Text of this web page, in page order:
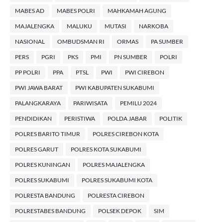
MABES AD MABES POLRI MAHKAMAH AGUNG
MAJALENGKA MALUKU MUTASI NARKOBA
NASIONAL OMBUDSMAN RI ORMAS PA SUMBER
PERS PGRI PKS PMI PN SUMBER POLRI
PP POLRI PPA PTSL PWI PWI CIREBON
PWI JAWA BARAT PWI KABUPATEN SUKABUMI
PALANGKARAYA PARIWISATA PEMILU 2024
PENDIDIKAN PERISTIWA POLDA JABAR POLITIK
POLRES BARITO TIMUR POLRES CIREBON KOTA
POLRES GARUT POLRES KOTA SUKABUMI
POLRES KUNINGAN POLRES MAJALENGKA
POLRES SUKABUMI POLRES SUKABUMI KOTA
POLRESTA BANDUNG POLRESTA CIREBON
POLRESTABES BANDUNG POLSEK DEPOK SIM